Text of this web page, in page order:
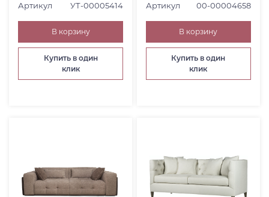
Глубина, см
Артикул УТ-00005414
В корзину
Купить в один
клик
Артикул 00-00004658
В корзину
Купить в один
клик